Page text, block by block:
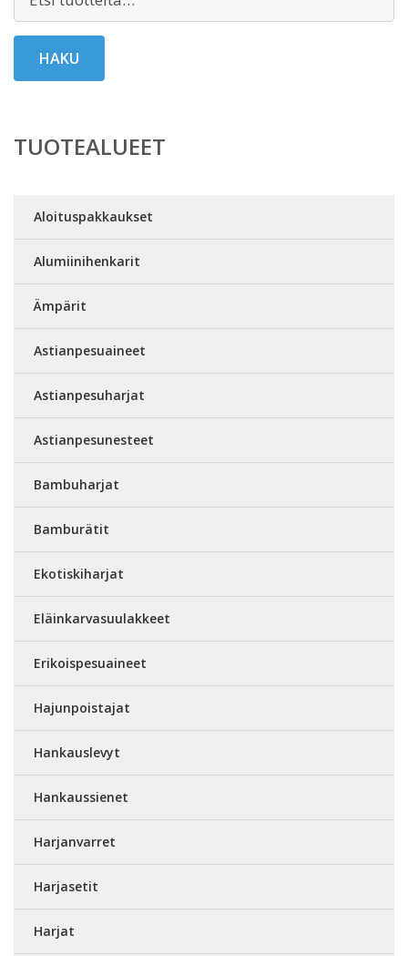
HAKU
TUOTEALUEET
Aloituspakkaukset
Alumiinihenkarit
Ämpärit
Astianpesuaineet
Astianpesuharjat
Astianpesunesteet
Bambuharjat
Bamburätit
Ekotiskiharjat
Eläinkarvasuulakkeet
Erikoispesuaineet
Hajunpoistajat
Hankauslevyt
Hankaussienet
Harjanvarret
Harjasetit
Harjat